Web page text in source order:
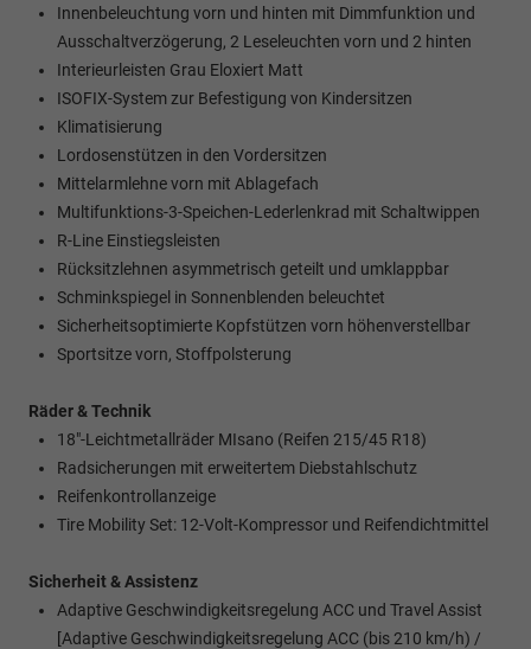
Innenbeleuchtung vorn und hinten mit Dimmfunktion und
Ausschaltverzögerung, 2 Leseleuchten vorn und 2 hinten
Interieurleisten Grau Eloxiert Matt
ISOFIX-System zur Befestigung von Kindersitzen
Klimatisierung
Lordosenstützen in den Vordersitzen
Mittelarmlehne vorn mit Ablagefach
Multifunktions-3-Speichen-Lederlenkrad mit Schaltwippen
R-Line Einstiegsleisten
Rücksitzlehnen asymmetrisch geteilt und umklappbar
Schminkspiegel in Sonnenblenden beleuchtet
Sicherheitsoptimierte Kopfstützen vorn höhenverstellbar
Sportsitze vorn, Stoffpolsterung
Räder & Technik
18"-Leichtmetallräder MIsano (Reifen 215/45 R18)
Radsicherungen mit erweitertem Diebstahlschutz
Reifenkontrollanzeige
Tire Mobility Set: 12-Volt-Kompressor und Reifendichtmittel
Sicherheit & Assistenz
Adaptive Geschwindigkeitsregelung ACC und Travel Assist
[Adaptive Geschwindigkeitsregelung ACC (bis 210 km/h) /